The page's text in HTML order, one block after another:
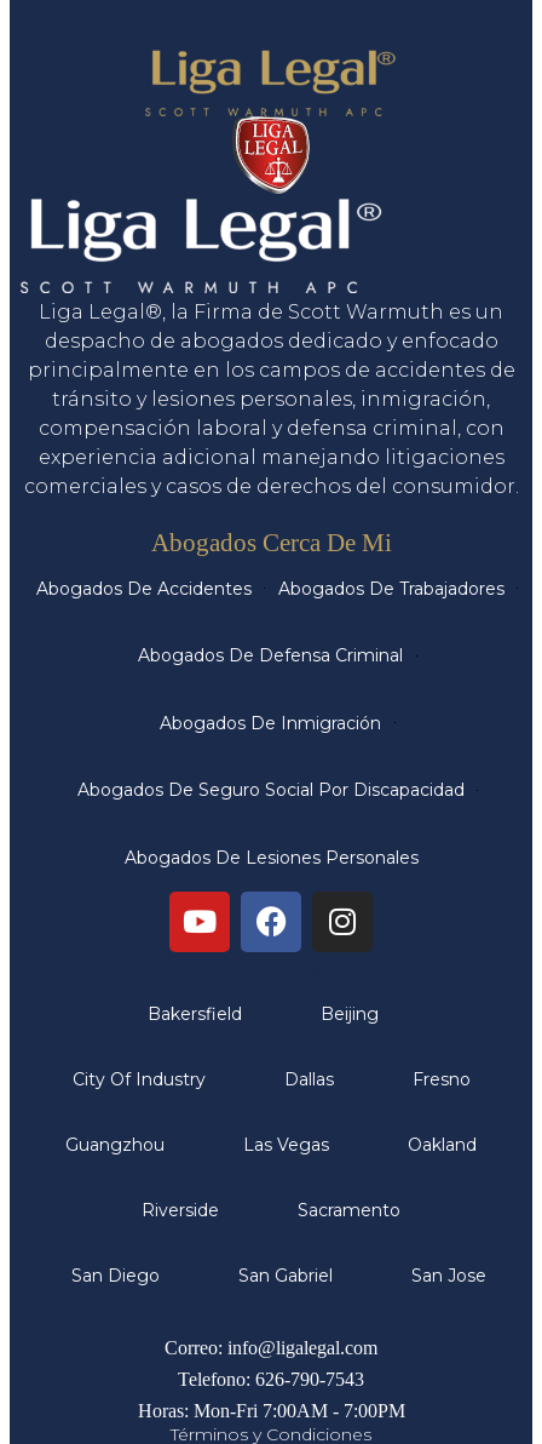
Liga Legal®, la Firma de Scott Warmuth es un
despacho de abogados dedicado y enfocado
principalmente en los campos de accidentes de
tránsito y lesiones personales, inmigración,
compensación laboral y defensa criminal, con
experiencia adicional manejando litigaciones
comerciales y casos de derechos del consumidor.
Abogados Cerca De Mi
Abogados De Accidentes Abogados De Trabajadores
Abogados De Defensa Criminal
Abogados De Inmigración
Abogados De Seguro Social Por Discapacidad
Abogados De Lesiones Personales
Bakersfield Beijing
City Of Industry Dallas Fresno
Guangzhou Las Vegas Oakland
Riverside Sacramento
San Diego San Gabriel San Jose
Correo: info@ligalegal.com
Telefono: 626-790-7543
Horas: Mon-Fri 7:00AM - 7:00PM
Términos y Condiciones